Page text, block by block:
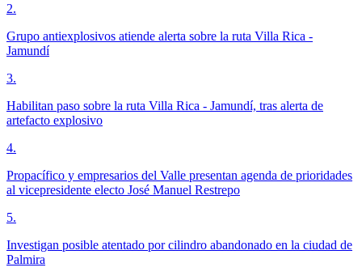
2.
Grupo antiexplosivos atiende alerta sobre la ruta Villa Rica -
Jamundí
3.
Habilitan paso sobre la ruta Villa Rica - Jamundí, tras alerta de
artefacto explosivo
4.
Propacífico y empresarios del Valle presentan agenda de prioridades
al vicepresidente electo José Manuel Restrepo
5.
Investigan posible atentado por cilindro abandonado en la ciudad de
Palmira